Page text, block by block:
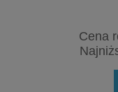
Cena